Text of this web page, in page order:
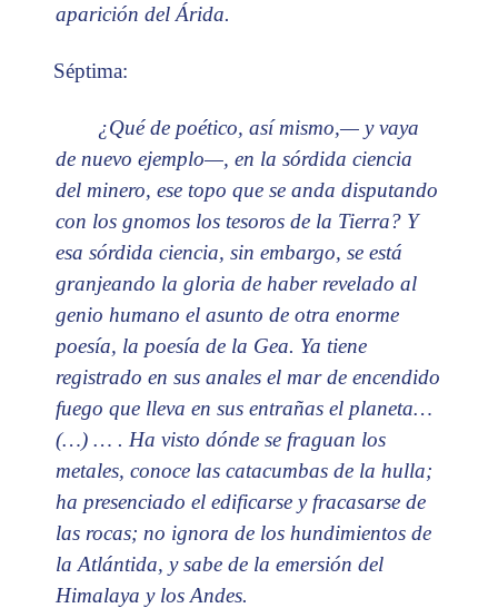
aparición del Árida.
Séptima:
¿Qué de poético, así mismo,— y vaya
de nuevo ejemplo—, en la sórdida ciencia
del minero, ese topo que se anda disputando
con los gnomos los tesoros de la Tierra? Y
esa sórdida ciencia, sin embargo, se está
granjeando la gloria de haber revelado al
genio humano el asunto de otra enorme
poesía, la poesía de la Gea. Ya tiene
registrado en sus anales el mar de encendido
fuego que lleva en sus entrañas el planeta…
(…) … . Ha visto dónde se fraguan los
metales, conoce las catacumbas de la hulla;
ha presenciado el edificarse y fracasarse de
las rocas; no ignora de los hundimientos de
la Atlántida, y sabe de la emersión del
Himalaya y los Andes.